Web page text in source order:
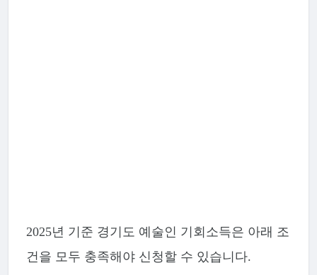
2025년 기준 경기도 예술인 기회소득은 아래 조
건을 모두 충족해야 신청할 수 있습니다.